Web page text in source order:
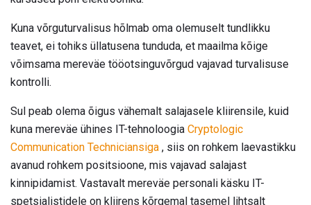
Kuna võrguturvalisus hõlmab oma olemuselt tundlikku
teavet, ei tohiks üllatusena tunduda, et maailma kõige
võimsama mereväe tööotsinguvõrgud vajavad turvalisuse
kontrolli.
Sul peab olema õigus vähemalt salajasele kliirensile, kuid
kuna mereväe ühines IT-tehnoloogia Cryptologic
Communication Techniciansiga , siis on rohkem laevastikku
avanud rohkem positsioone, mis vajavad salajast
kinnipidamist. Vastavalt mereväe personali käsku IT-
spetsialistidele on kliirens kõrgemal tasemel lihtsalt